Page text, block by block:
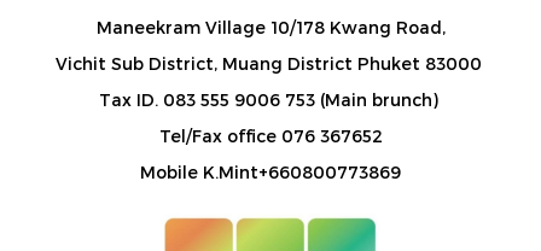
Maneekram Village 10/178 Kwang Road,
Vichit Sub District, Muang District Phuket 83000
Tax ID. 083 555 9006 753 (Main brunch)
Tel/Fax office 076 367652
Mobile K.Mint+660800773869